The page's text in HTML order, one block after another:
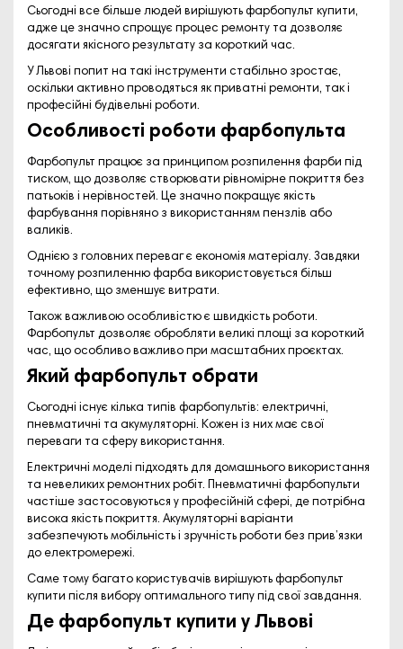
Сьогодні все більше людей вирішують фарбопульт купити,
адже це значно спрощує процес ремонту та дозволяє
досягати якісного результату за короткий час.
У Львові попит на такі інструменти стабільно зростає,
оскільки активно проводяться як приватні ремонти, так і
професійні будівельні роботи.
Особливості роботи фарбопульта
Фарбопульт працює за принципом розпилення фарби під
тиском, що дозволяє створювати рівномірне покриття без
патьоків і нерівностей. Це значно покращує якість
фарбування порівняно з використанням пензлів або
валиків.
Однією з головних переваг є економія матеріалу. Завдяки
точному розпиленню фарба використовується більш
ефективно, що зменшує витрати.
Також важливою особливістю є швидкість роботи.
Фарбопульт дозволяє обробляти великі площі за короткий
час, що особливо важливо при масштабних проєктах.
Який фарбопульт обрати
Сьогодні існує кілька типів фарбопультів: електричні,
пневматичні та акумуляторні. Кожен із них має свої
переваги та сферу використання.
Електричні моделі підходять для домашнього використання
та невеликих ремонтних робіт. Пневматичні фарбопульти
частіше застосовуються у професійній сфері, де потрібна
висока якість покриття. Акумуляторні варіанти
забезпечують мобільність і зручність роботи без прив’язки
до електромережі.
Саме тому багато користувачів вирішують фарбопульт
купити після вибору оптимального типу під свої завдання.
Де фарбопульт купити у Львові